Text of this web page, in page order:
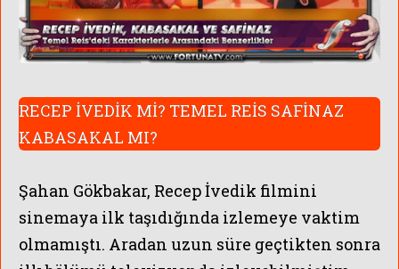
RECEP İVEDİK Mİ? TEMEL REİS SAFİNAZ
KABASAKAL MI?
Şahan Gökbakar, Recep İvedik filmini
sinemaya ilk taşıdığında izlemeye vaktim
olmamıştı. Aradan uzun süre geçtikten sonra